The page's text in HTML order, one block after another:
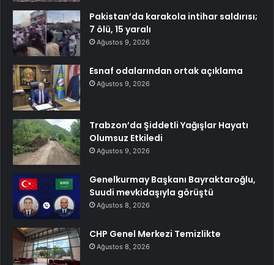
Pakistan’da karakola intihar saldırısı;
7 ölü, 15 yaralı
Ağustos 9, 2026
Esnaf odalarından ortak açıklama
Ağustos 9, 2026
Trabzon’da Şiddetli Yağışlar Hayatı
Olumsuz Etkiledi
Ağustos 9, 2026
Genelkurmay Başkanı Bayraktaroğlu,
Suudi mevkidaşıyla görüştü
Ağustos 8, 2026
CHP Genel Merkezi Temizlikte
Ağustos 8, 2026